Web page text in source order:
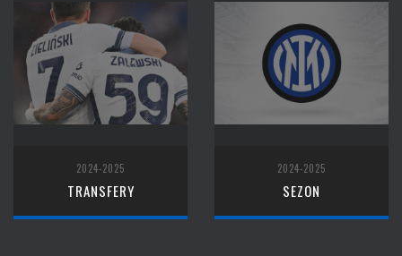
2024-2025
TRANSFERY
2024-2025
SEZON